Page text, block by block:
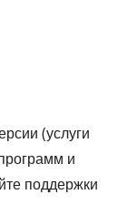
(услуги
и
поддержки